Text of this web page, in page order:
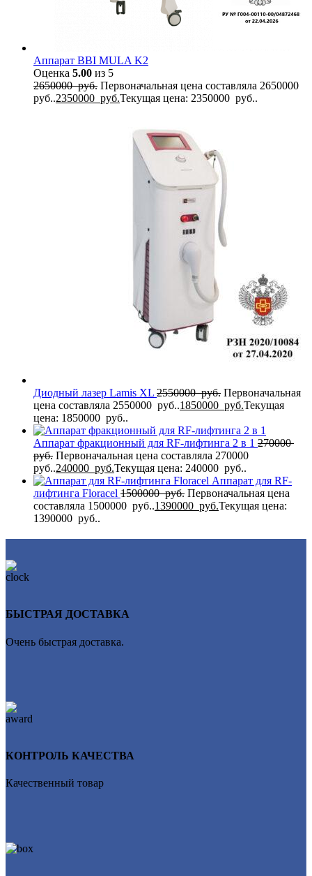
Аппарат BBI MULA K2
Оценка 5.00 из 5
2650000руб. Первоначальная цена составляла 2650000
руб..2350000 руб.Текущая цена: 2350000 руб..
Диодный лазер Lamis XL 2550000руб. Первоначальная
цена составляла 2550000 руб..1850000 руб.Текущая
цена: 1850000 руб..
Аппарат фракционный для RF-лифтинга 2 в 1 270000
руб. Первоначальная цена составляла 270000
руб..240000 руб.Текущая цена: 240000 руб..
Аппарат для RF-
лифтинга Flоrасеl 1500000руб. Первоначальная цена
составляла 1500000 руб..1390000 руб.Текущая цена:
1390000 руб..
БЫСТРАЯ ДОСТАВКА
Очень быстрая доставка.
КОНТРОЛЬ КАЧЕСТВА
Качественный товар